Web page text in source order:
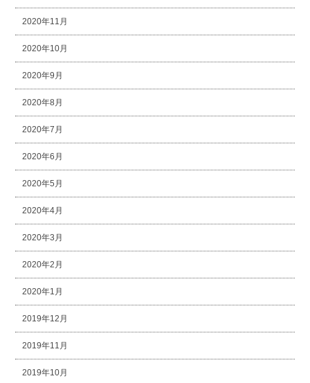
2020年11月
2020年10月
2020年9月
2020年8月
2020年7月
2020年6月
2020年5月
2020年4月
2020年3月
2020年2月
2020年1月
2019年12月
2019年11月
2019年10月